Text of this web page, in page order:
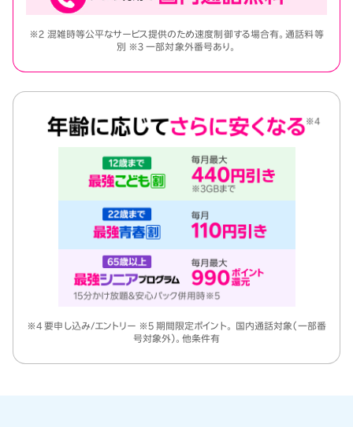
※2 混雑時等公平なサービス提供のため速度制御する場合有。通話料等
別 ※3 一部対象外番号あり。
※4 要申し込み/エントリー ※5 期間限定ポイント。 国内通話対象（一部番
号対象外）。他条件有